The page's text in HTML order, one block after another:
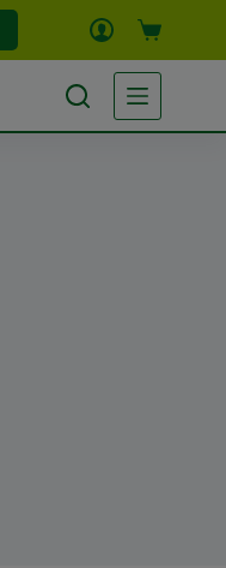
Shopping
cart